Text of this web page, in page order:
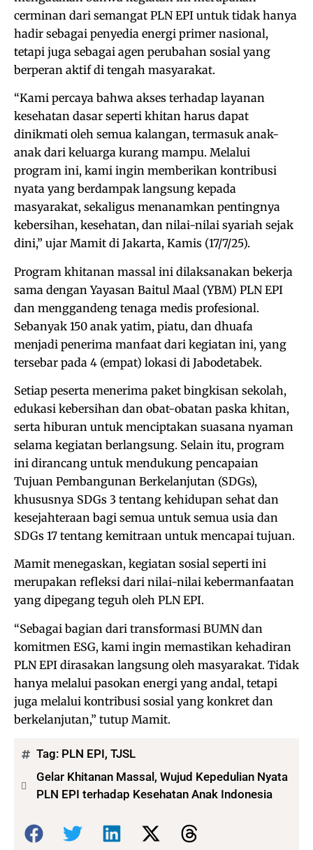
cerminan dari semangat PLN EPI untuk tidak hanya
hadir sebagai penyedia energi primer nasional,
tetapi juga sebagai agen perubahan sosial yang
berperan aktif di tengah masyarakat.
“Kami percaya bahwa akses terhadap layanan
kesehatan dasar seperti khitan harus dapat
dinikmati oleh semua kalangan, termasuk anak-
anak dari keluarga kurang mampu. Melalui
program ini, kami ingin memberikan kontribusi
nyata yang berdampak langsung kepada
masyarakat, sekaligus menanamkan pentingnya
kebersihan, kesehatan, dan nilai-nilai syariah sejak
dini,” ujar Mamit di Jakarta, Kamis (17/7/25).
Program khitanan massal ini dilaksanakan bekerja
sama dengan Yayasan Baitul Maal (YBM) PLN EPI
dan menggandeng tenaga medis profesional.
Sebanyak 150 anak yatim, piatu, dan dhuafa
menjadi penerima manfaat dari kegiatan ini, yang
tersebar pada 4 (empat) lokasi di Jabodetabek.
Setiap peserta menerima paket bingkisan sekolah,
edukasi kebersihan dan obat-obatan paska khitan,
serta hiburan untuk menciptakan suasana nyaman
selama kegiatan berlangsung. Selain itu, program
ini dirancang untuk mendukung pencapaian
Tujuan Pembangunan Berkelanjutan (SDGs),
khususnya SDGs 3 tentang kehidupan sehat dan
kesejahteraan bagi semua untuk semua usia dan
SDGs 17 tentang kemitraan untuk mencapai tujuan.
Mamit menegaskan, kegiatan sosial seperti ini
merupakan refleksi dari nilai-nilai kebermanfaatan
yang dipegang teguh oleh PLN EPI.
“Sebagai bagian dari transformasi BUMN dan
komitmen ESG, kami ingin memastikan kehadiran
PLN EPI dirasakan langsung oleh masyarakat. Tidak
hanya melalui pasokan energi yang andal, tetapi
juga melalui kontribusi sosial yang konkret dan
berkelanjutan,” tutup Mamit.
Tag: PLN EPI, TJSL
Gelar Khitanan Massal, Wujud Kepedulian Nyata
PLN EPI terhadap Kesehatan Anak Indonesia
Bagikan: